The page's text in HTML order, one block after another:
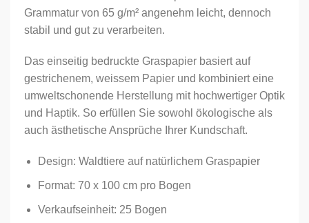
Grammatur von 65 g/m² angenehm leicht, dennoch
stabil und gut zu verarbeiten.
Das einseitig bedruckte Graspapier basiert auf
gestrichenem, weissem Papier und kombiniert eine
umweltschonende Herstellung mit hochwertiger Optik
und Haptik. So erfüllen Sie sowohl ökologische als
auch ästhetische Ansprüche Ihrer Kundschaft.
Design: Waldtiere auf natürlichem Graspapier
Format: 70 x 100 cm pro Bogen
Verkaufseinheit: 25 Bogen